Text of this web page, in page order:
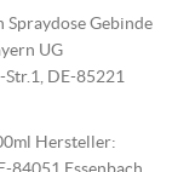
Spraydose Gebinde
UG
DE-85221
Hersteller: